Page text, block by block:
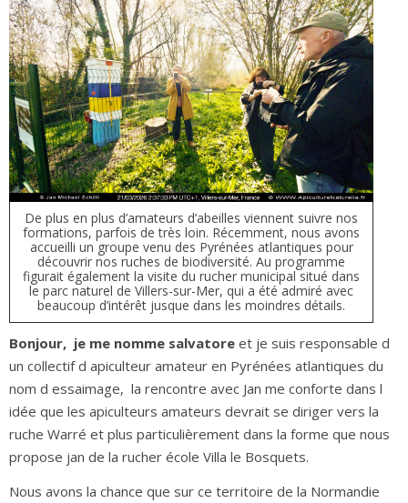
De plus en plus d’amateurs d’abeilles viennent suivre nos
formations, parfois de très loin. Récemment, nous avons
accueilli un groupe venu des Pyrénées atlantiques pour
découvrir nos ruches de biodiversité. Au programme
figurait également la visite du rucher municipal situé dans
le parc naturel de Villers-sur-Mer, qui a été admiré avec
beaucoup d’intérêt jusque dans les moindres détails.
Bonjour, je me nomme salvatore et je suis responsable d
un collectif d apiculteur amateur en Pyrénées atlantiques du
nom d essaimage, la rencontre avec Jan me conforte dans l
idée que les apiculteurs amateurs devrait se diriger vers la
ruche Warré et plus particulièrement dans la forme que nous
propose jan de la rucher école Villa le Bosquets.
Nous avons la chance que sur ce territoire de la Normandie